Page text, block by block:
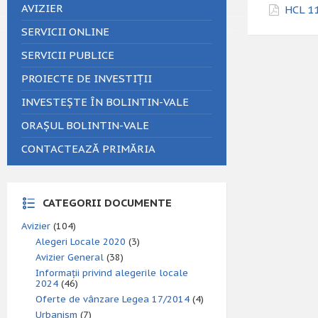
HCL
AVIZIER
SERVICII ONLINE
SERVICII PUBLICE
PROIECTE DE INVESTIȚII
INVESTEȘTE ÎN BOLINTIN-VALE
ORAȘUL BOLINTIN-VALE
CONTACTEAZĂ PRIMĂRIA
CATEGORII DOCUMENTE
Avizier (104)
Alegeri Locale 2020 (3)
Avizier General (38)
Informații privind alegerile locale
2024 (46)
Oferte de vânzare Legea 17/2014 (4)
Urbanism (7)